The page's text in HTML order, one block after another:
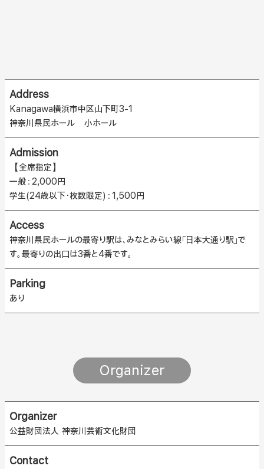
Address
Kanagawa横浜市中区山下町3-1
神奈川県民ホール 小ホール
Admission
【全席指定】
一般：2,000円
学生(24歳以下・枚数限定)：1,500円
Access
神奈川県民ホールの最寄り駅は、みなとみらい線「日本大通り駅」で
す。最寄りの出口は3番と4番です。
Parking
あり
Organizer
Organizer
公益財団法人 神奈川芸術文化財団
Contact